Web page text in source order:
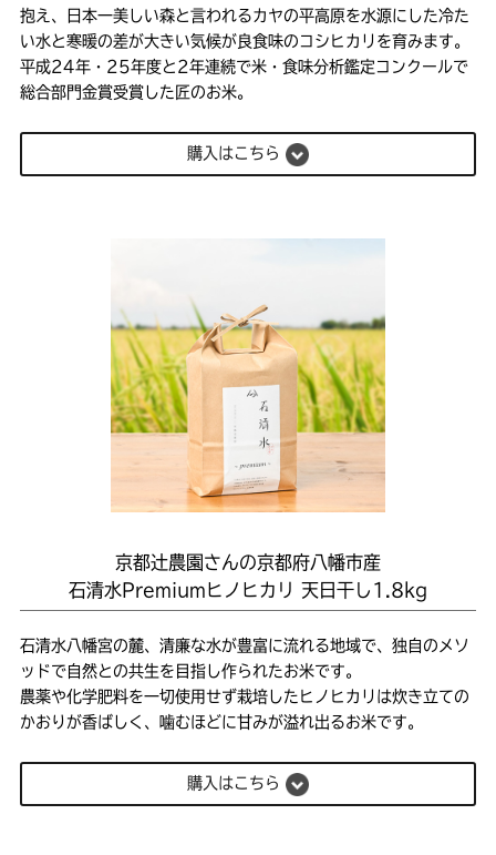
抱え、日本一美しい森と言われるカヤの平高原を水源にした冷た
い水と寒暖の差が大きい気候が良食味のコシヒカリを育みます。
平成24年・25年度と2年連続で米・食味分析鑑定コンクールで
総合部門金賞受賞した匠のお米。
購入はこちら
京都辻農園さんの京都府八幡市産
石清水Premiumヒノヒカリ 天日干し1.8kg
石清水八幡宮の麓、清廉な水が豊富に流れる地域で、独自のメソ
ッドで自然との共生を目指し作られたお米です。
農薬や化学肥料を一切使用せず栽培したヒノヒカリは炊き立ての
かおりが香ばしく、噛むほどに甘みが溢れ出るお米です。
購入はこちら